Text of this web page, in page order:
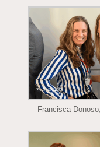
Francisca